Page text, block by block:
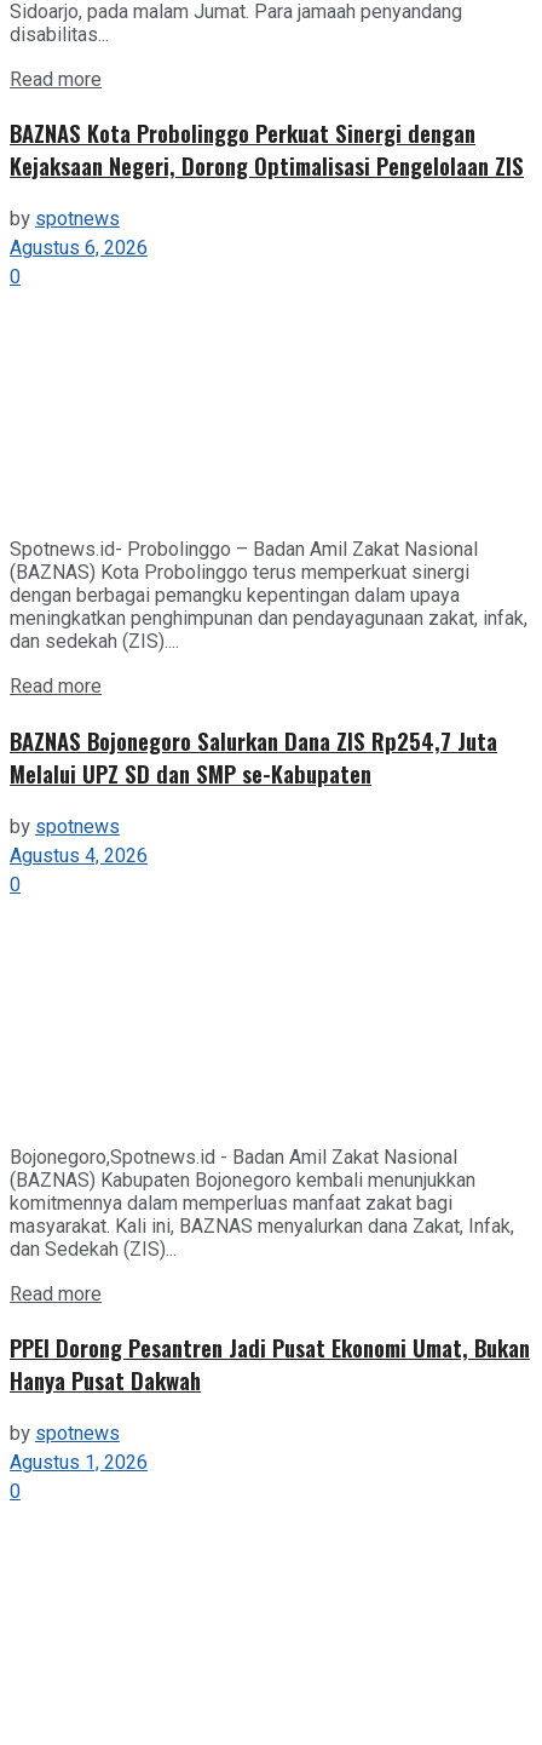
Sidoarjo, pada malam Jumat. Para jamaah penyandang
disabilitas...
Read more
BAZNAS Kota Probolinggo Perkuat Sinergi dengan
Kejaksaan Negeri, Dorong Optimalisasi Pengelolaan ZIS
byspotnews
Agustus 6, 2026
0
Spotnews.id- Probolinggo – Badan Amil Zakat Nasional
(BAZNAS) Kota Probolinggo terus memperkuat sinergi
dengan berbagai pemangku kepentingan dalam upaya
meningkatkan penghimpunan dan pendayagunaan zakat, infak,
dan sedekah (ZIS)....
Read more
BAZNAS Bojonegoro Salurkan Dana ZIS Rp254,7 Juta
Melalui UPZ SD dan SMP se-Kabupaten
by spotnews
Agustus 4, 2026
0
Bojonegoro,Spotnews.id - Badan Amil Zakat Nasional
(BAZNAS) Kabupaten Bojonegoro kembali menunjukkan
komitmennya dalam memperluas manfaat zakat bagi
masyarakat. Kali ini, BAZNAS menyalurkan dana Zakat, Infak,
dan Sedekah (ZIS)...
Read more
PPEI Dorong Pesantren Jadi Pusat Ekonomi Umat, Bukan
Hanya Pusat Dakwah
byspotnews
Agustus 1, 2026
0